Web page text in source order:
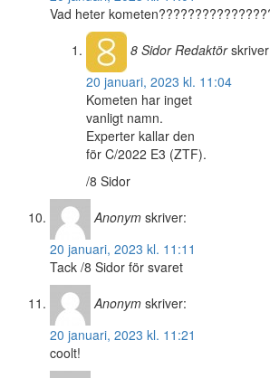
Vad heter
8 SidorRedaktör
20 januari, 2023 kl. 11:04
Kometen har inget
vanligt namn.
Experter kallar den
för C/2022 E3 (ZTF).
/8 Sidor
Anonym skriver:
20 januari, 2023 kl. 11:11
Tack /8 Sidor för svaret
Anonym skriver:
20 januari, 2023 kl. 11:21
coolt!